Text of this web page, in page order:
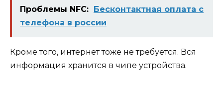
Проблемы NFC: Бесконтактная оплата с
телефона в россии
Кроме того, интернет тоже не требуется. Вся
информация хранится в чипе устройства.